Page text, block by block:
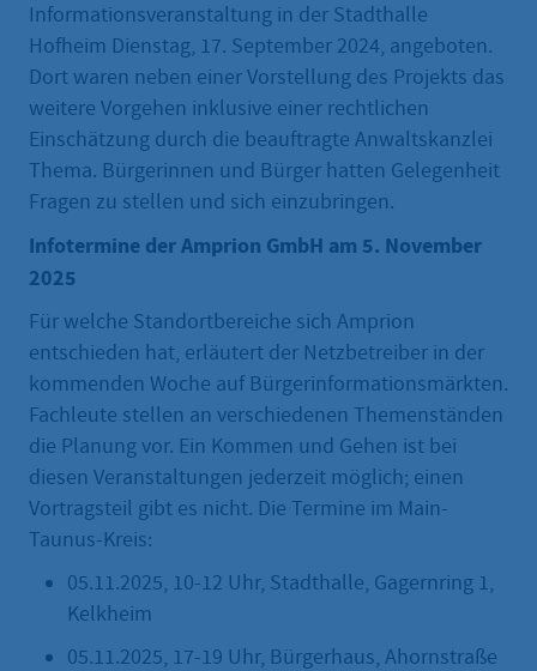
Informationsveranstaltung in der Stadthalle
Hofheim Dienstag, 17. September 2024, angeboten.
Dort waren neben einer Vorstellung des Projekts das
weitere Vorgehen inklusive einer rechtlichen
Einschätzung durch die beauftragte Anwaltskanzlei
Thema. Bürgerinnen und Bürger hatten Gelegenheit
Fragen zu stellen und sich einzubringen.
Infotermine der Amprion GmbH am 5. November
2025
Für welche Standortbereiche sich Amprion
entschieden hat, erläutert der Netzbetreiber in der
kommenden Woche auf Bürgerinformationsmärkten.
Fachleute stellen an verschiedenen Themenständen
die Planung vor. Ein Kommen und Gehen ist bei
diesen Veranstaltungen jederzeit möglich; einen
Vortragsteil gibt es nicht. Die Termine im Main-
Taunus-Kreis:
05.11.2025, 10-12 Uhr, Stadthalle, Gagernring 1,
Kelkheim
05.11.2025, 17-19 Uhr, Bürgerhaus, Ahornstraße